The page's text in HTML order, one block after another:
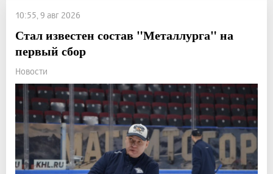
10:55, 9 авг 2026
Стал известен состав "Металлурга" на
первый сбор
Новости